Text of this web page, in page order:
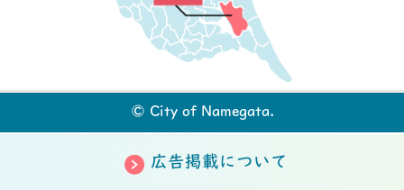
© City of Namegata.
広告掲載について